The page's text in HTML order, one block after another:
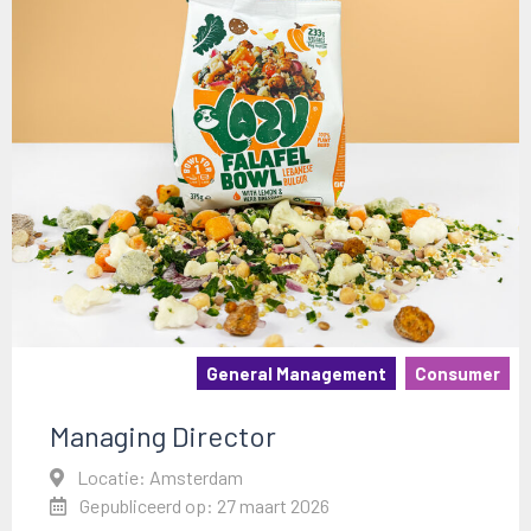
General Management Consumer
Managing Director
Locatie: Amsterdam
Gepubliceerd op: 27 maart 2026